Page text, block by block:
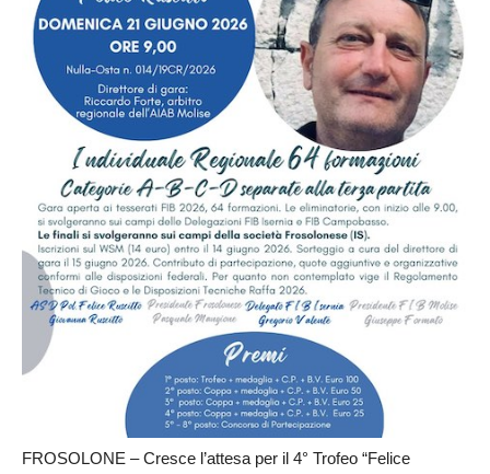
FROSOLONE – Cresce l’attesa per il 4° Trofeo “Felice